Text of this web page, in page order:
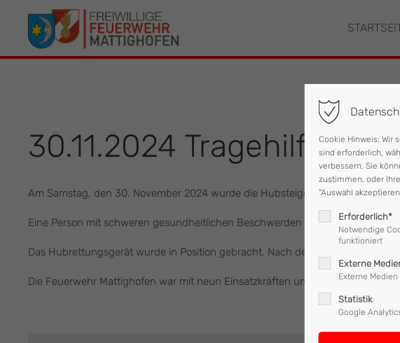
Der Eintrag "offcanvas-col1" existiert leider
nicht.
Der Eintrag "offcanvas-col2"
30.11.2024 Tragehilfe
Am Samstag, den 30. November 2024 wurde die Hubsteigergruppe der
Eine Person mit schweren gesundheitlichen Beschwerden musste schonend
Das Hubrettungsgerät wurde in Position gebracht. Nach der Stabilisierung
Die Feuerwehr Mattighofen war mit neun Einsatzkräften und zwei Fahrzeug
Cookie Hinweis: Wir
sind erforderlich,
verbessern. Sie
zustimmen, oder
"Auswahl
Erforderlich*
Notwendige
funktioniert
Externe
Externe
Statistik
Google